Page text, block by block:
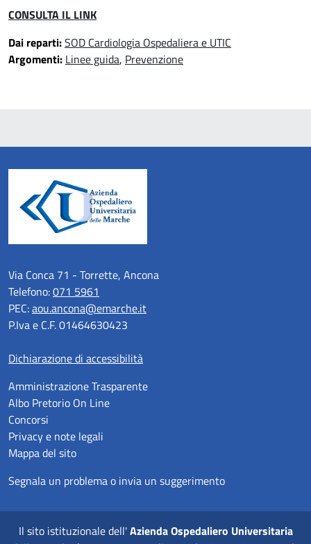
CONSULTA IL LINK
Dai reparti:SOD Cardiologia Ospedaliera e UTIC
Argomenti: Linee guida, Prevenzione
Via Conca 71 - Torrette, Ancona
Telefono:071 5961
PEC:aou.ancona@emarche.it
P.Iva e C.F. 01464630423
Dichiarazione di accessibilità
Amministrazione Trasparente
Albo Pretorio On Line
Concorsi
Privacy e note legali
Mappa del sito
Segnala un problema o invia un suggerimento
Il sito istituzionale dell'Azienda Ospedaliero Universitaria